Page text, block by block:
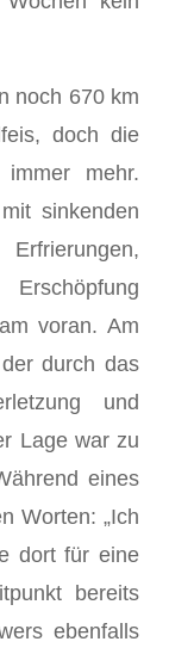
noch 670 km
doch die
immer mehr.
sinkenden
voran. Am
durch das
und
Lage war zu
eines
Worten: „Ich
dort für eine
bereits
ebenfalls